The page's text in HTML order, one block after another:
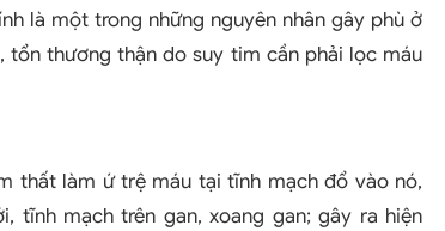
là một trong những nguyên nhân gây phù ở
tổn thương thận do suy tim cần phải lọc máu
thất làm ứ trệ máu tại tĩnh mạch đổ vào nó,
tĩnh mạch trên gan, xoang gan; gây ra hiện